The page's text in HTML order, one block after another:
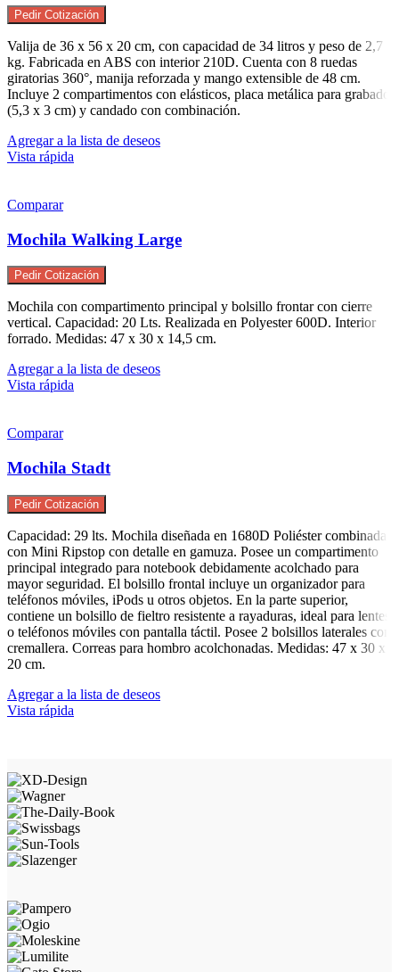
Pedir Cotización
Valija de 36 x 56 x 20 cm, con capacidad de 34 litros y peso de 2,7
kg. Fabricada en ABS con interior 210D. Cuenta con 8 ruedas
giratorias 360°, manija reforzada y mango extensible de 48 cm.
Incluye 2 compartimentos con elásticos, placa metálica para grabado
(5,3 x 3 cm) y candado con combinación.
Agregar a la lista de deseos
Vista rápida
Comparar
Mochila Walking Large
Pedir Cotización
Mochila con compartimento principal y bolsillo frontar con cierre
vertical. Capacidad: 20 Lts. Realizada en Polyester 600D. Interior
forrado. Medidas: 47 x 30 x 14,5 cm.
Agregar a la lista de deseos
Vista rápida
Comparar
Mochila Stadt
Pedir Cotización
Capacidad: 29 lts. Mochila diseñada en 1680D Poliéster combinada
con Mini Ripstop con detalle en gamuza. Posee un compartimento
principal integrado para notebook debidamente acolchado para
mayor seguridad. El bolsillo frontal incluye un organizador para
teléfonos móviles, iPods u otros objetos. En la parte superior,
contiene un bolsillo de fieltro resistente a rayaduras, ideal para lentes
o teléfonos móviles con pantalla táctil. Posee 2 bolsillos laterales con
cremallera. Correas para hombro acolchonadas. Medidas: 47 x 30 x
20 cm.
Agregar a la lista de deseos
Vista rápida